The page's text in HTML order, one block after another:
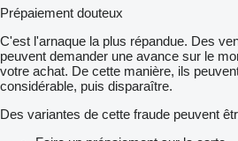
Prépaiement douteux
C'est l'arnaque la plus répandue. Des
peuvent demander une avance sur le
votre achat. De cette manière, ils
considérable, puis disparaître.
Des variantes de cette fraude peuvent